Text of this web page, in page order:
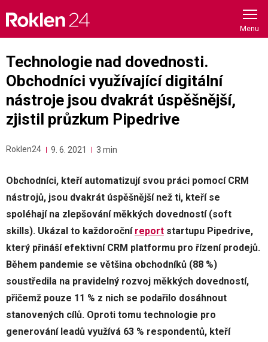
content
Technologie nad dovednosti.
Obchodníci využívající digitální
nástroje jsou dvakrát úspěšnější,
zjistil průzkum Pipedrive
Roklen24 9. 6. 2021 3 min
Obchodníci, kteří automatizují svou práci pomocí CRM
nástrojů, jsou dvakrát úspěšnější než ti, kteří se
spoléhají na zlepšování měkkých dovedností (soft
skills). Ukázal to každoroční report startupu Pipedrive,
který přináší efektivní CRM platformu pro řízení prodejů.
Během pandemie se většina obchodníků (88 %)
soustředila na pravidelný rozvoj měkkých dovedností,
přičemž pouze 11 % z nich se podařilo dosáhnout
stanovených cílů. Oproti tomu technologie pro
generování leadů využívá 63 % respondentů, kteří